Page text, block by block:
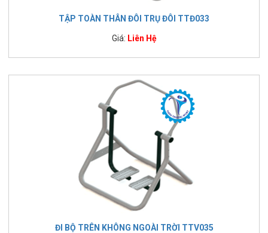
TẬP TOÀN THÂN ĐÔI TRỤ ĐÔI TTĐ033
Giá: Liên Hệ
ĐI BỘ TRÊN KHÔNG NGOÀI TRỜI TTV035